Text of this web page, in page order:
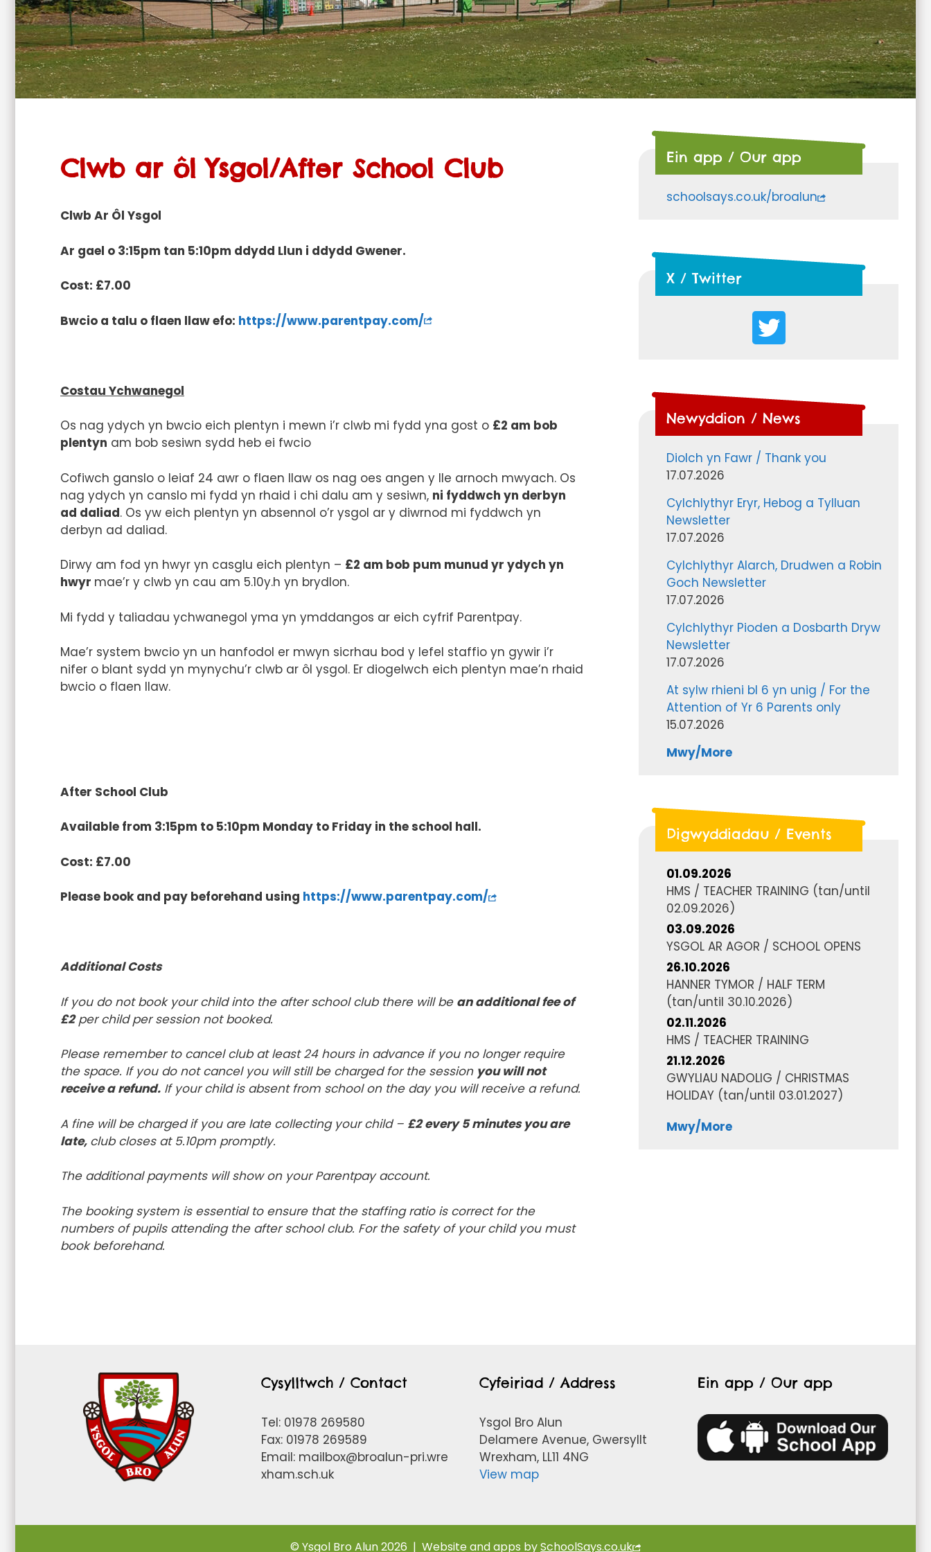
Clwb ar ôl Ysgol/After School Club
Clwb Ar Ôl Ysgol
Ar gael o 3:15pm tan 5:10pm ddydd Llun i ddydd Gwener.
Cost: £7.00
Bwcio a talu o flaen llaw efo: https://www.parentpay.com/
Costau Ychwanegol
Os nag ydych yn bwcio eich plentyn i mewn i’r clwb mi fydd yna gost o £2 am bob
plentyn am bob sesiwn sydd heb ei fwcio
Cofiwch ganslo o leiaf 24 awr o flaen llaw os nag oes angen y lle arnoch mwyach. Os
nag ydych yn canslo mi fydd yn rhaid i chi dalu am y sesiwn, ni fyddwch yn derbyn
ad daliad. Os yw eich plentyn yn absennol o’r ysgol ar y diwrnod mi fyddwch yn
derbyn ad daliad.
Dirwy am fod yn hwyr yn casglu eich plentyn – £2 am bob pum munud yr ydych yn
hwyr mae’r y clwb yn cau am 5.10y.h yn brydlon.
Mi fydd y taliadau ychwanegol yma yn ymddangos ar eich cyfrif Parentpay.
Mae’r system bwcio yn un hanfodol er mwyn sicrhau bod y lefel staffio yn gywir i’r
nifer o blant sydd yn mynychu’r clwb ar ôl ysgol. Er diogelwch eich plentyn mae’n rhaid
bwcio o flaen llaw.
After School Club
Available from 3:15pm to 5:10pm Monday to Friday in the school hall.
Cost: £7.00
Please book and pay beforehand using https://www.parentpay.com/
Additional Costs
If you do not book your child into the after school club there will be an additional fee of
£2per child per session not booked.
Please remember to cancel club at least 24 hours in advance if you no longer require
the space. If you do not cancel you will still be charged for the session you will not
receive a refund. If your child is absent from school on the day you will receive a refund.
A fine will be charged if you are late collecting your child – £2 every 5 minutes you are
late, club closes at 5.10pm promptly.
The additional payments will show on your Parentpay account.
The booking system is essential to ensure that the staffing ratio is correct for the
numbers of pupils attending the after school club. For the safety of your child you must
book beforehand.
Ein app / Our app
schoolsays.co.uk/broalun
X / Twitter
Newyddion / News
Diolch yn Fawr / Thank you
17.07.2026
Cylchlythyr Eryr, Hebog a Tylluan
Newsletter
17.07.2026
Cylchlythyr Alarch, Drudwen a Robin
Goch Newsletter
17.07.2026
Cylchlythyr Pioden a Dosbarth Dryw
Newsletter
17.07.2026
At sylw rhieni bl 6 yn unig / For the
Attention of Yr 6 Parents only
15.07.2026
Mwy/More
Digwyddiadau / Events
01.09.2026
HMS / TEACHER TRAINING (tan/until
02.09.2026)
03.09.2026
YSGOL AR AGOR / SCHOOL OPENS
26.10.2026
HANNER TYMOR / HALF TERM
(tan/until 30.10.2026)
02.11.2026
HMS / TEACHER TRAINING
21.12.2026
GWYLIAU NADOLIG / CHRISTMAS
HOLIDAY (tan/until 03.01.2027)
Mwy/More
Cysylltwch / Contact
Tel: 01978 269580
Fax: 01978 269589
Email: mailbox@broalun-pri.wre
xham.sch.uk
Cyfeiriad / Address
Ysgol Bro Alun
Delamere Avenue, Gwersyllt
Wrexham, LL11 4NG
View map
Ein app / Our app
© Ysgol Bro Alun 2026 | Website and apps bySchoolSays.co.uk